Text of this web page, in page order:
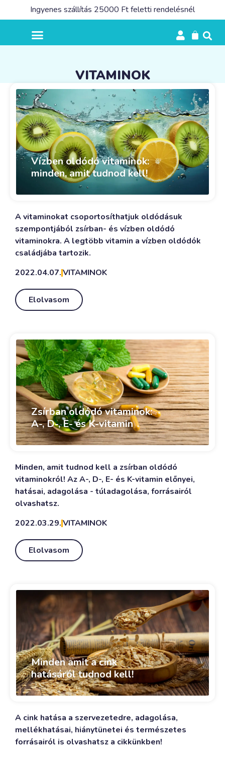
Ingyenes szállítás 25000 Ft feletti rendelésnél
VITAMINOK
Vízben oldódó vitaminok:
minden, amit tudnod kell!
A vitaminokat csoportosíthatjuk oldódásuk
szempontjából zsírban- és vízben oldódó
vitaminokra. A legtöbb vitamin a vízben oldódók
családjába tartozik.
2022.04.07.VITAMINOK
Elolvasom
Zsírban oldódó vitaminok:
A-, D-, E- és K-vitamin
Minden, amit tudnod kell a zsírban oldódó
vitaminokról! Az A-, D-, E- és K-vitamin előnyei,
hatásai, adagolása - túladagolása, forrásairól
olvashatsz.
2022.03.29.VITAMINOK
Elolvasom
Minden amit a cink
hatásáról tudnod kell!
A cink hatása a szervezetedre, adagolása,
mellékhatásai, hiánytünetei és természetes
forrásairól is olvashatsz a cikkünkben!